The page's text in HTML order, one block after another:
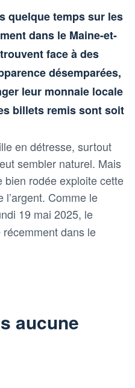
quelque temps sur les
dans le Maine-et-
face à des
désemparées,
leur monnaie locale
billets remis sont soit
en détresse, surtout
sembler naturel. Mais
rodée exploite cette
Comme le
19 mai 2025, le
dans le
aucune